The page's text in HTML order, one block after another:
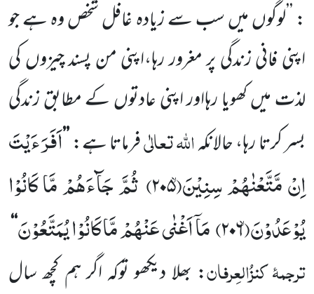
: ’’لوگوں میں سب سے زیادہ غافل شخص وہ ہے جو
اپنی فانی زندگی پر مغرور رہا،اپنی من پسند چیزوں کی
لذت میں کھویا رہااور اپنی عادتوں کے مطابق زندگی
بسر کرتا رہا، حالانکہاللہتعالٰیفرماتا ہے:’’اَفَرَءَیْتَ
اِنْ مَّتَّعْنٰهُمْ سِنِیْنَۙ(۲۰۵) ثُمَّ جَآءَهُمْ مَّا كَانُوْا
یُوْعَدُوْنَۙ(۲۰۶) مَاۤ اَغْنٰى عَنْهُمْ مَّا كَانُوْا یُمَتَّعُوْنَ‘‘
ترجمۂ کنزُالعِرفان: بھلا دیکھو توکہ اگر ہم کچھ سال